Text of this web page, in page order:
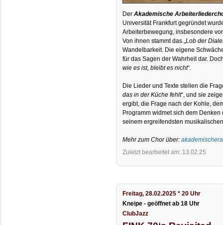
DerAkademische
Universität Frankfurt gegründet
Arbeiterbewegung, insbesondere
Von ihnen stammt das „Lob der
Wandelbarkeit. Die eigene
für das Sagen der Wahrheit dar.
wie es ist, bleibt es nicht“.
Die Lieder und Texte stellen die
das in der Küche fehlt“, und sie
ergibt, die Frage nach der Kohle,
Programm widmet sich dem
seinem ergreifendsten
Mehr zum Chor über:
Zuletzt bearbeitet am: 13.02.25
Freitag, 28.02.2025 * 20 Uhr
Kneipe - geöffnet ab 18 Uhr
ClubJazz